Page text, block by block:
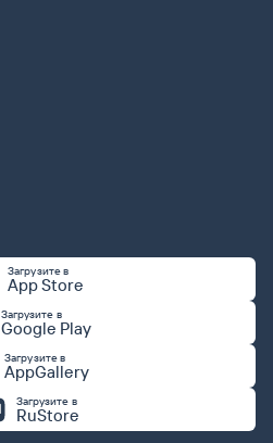
Загрузите в
App Store
Загрузите в
Google Play
Загрузите в
AppGallery
Загрузите в
RuStore